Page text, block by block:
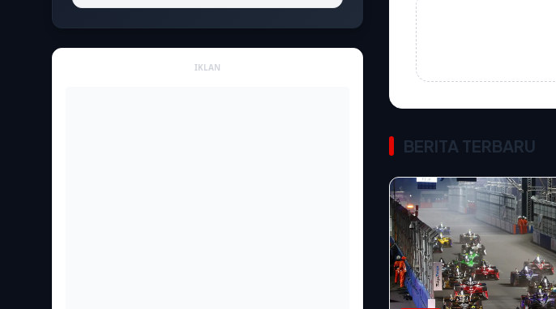
IKLAN
BERITA TERBARU